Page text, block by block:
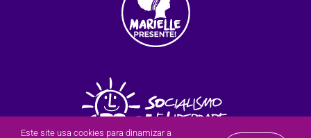
Este site usa cookies para dinamizar a